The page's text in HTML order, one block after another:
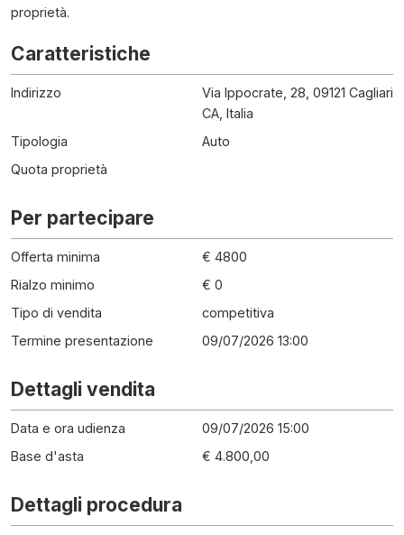
proprietà.
Caratteristiche
Indirizzo
Via Ippocrate, 28, 09121 Cagliari
CA, Italia
Tipologia
Auto
Quota proprietà
Per partecipare
Offerta minima
€ 4800
Rialzo minimo
€ 0
Tipo di vendita
competitiva
Termine presentazione
09/07/2026 13:00
Dettagli vendita
Data e ora udienza
09/07/2026 15:00
Base d'asta
€ 4.800,00
Dettagli procedura